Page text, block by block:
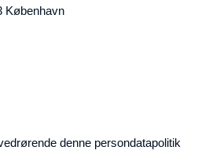
København
denne persondatapolitik